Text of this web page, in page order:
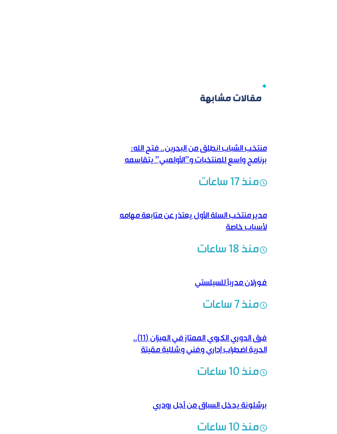
مقالات مشابهة
منتخب الشباب انطلق من البحرين.. فتح الله:
برنامج واسع للمنتخبات و”الأولمبي” يتقاسمه
منذ 17 ساعات
مدير منتخب السلة الأول يعتذر عن متابعة مهامه
لأسباب خاصة
منذ 18 ساعات
فورلان مدرباً للسيلستي
منذ 7 ساعات
فرق الدوري الكروي الممتاز في الميزان (11)..
الحرية اضطراب إداري وفني وشللية مقيتة
منذ 10 ساعات
برشلونة يدخل السباق من أجل رودري
منذ 10 ساعات